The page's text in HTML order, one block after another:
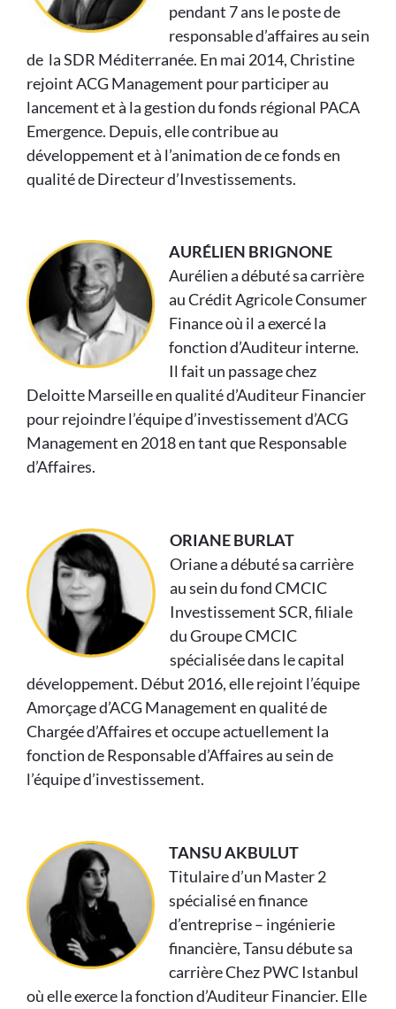
pendant 7 ans le poste de
responsable d’affaires au sein
de la SDR Méditerranée. En mai 2014, Christine
rejoint ACG Management pour participer au
lancement et à la gestion du fonds régional PACA
Emergence. Depuis, elle contribue au
développement et à l’animation de ce fonds en
qualité de Directeur d’Investissements.
AURÉLIEN BRIGNONE
Aurélien a débuté sa carrière
au Crédit Agricole Consumer
Finance où il a exercé la
fonction d’Auditeur interne.
Il fait un passage chez
Deloitte Marseille en qualité d’Auditeur Financier
pour rejoindre l’équipe d’investissement d’ACG
Management en 2018 en tant que Responsable
d’Affaires.
ORIANE BURLAT
Oriane a débuté sa carrière
au sein du fond CMCIC
Investissement SCR, filiale
du Groupe CMCIC
spécialisée dans le capital
développement. Début 2016, elle rejoint l’équipe
Amorçage d’ACG Management en qualité de
Chargée d’Affaires et occupe actuellement la
fonction de Responsable d’Affaires au sein de
l’équipe d’investissement.
TANSU AKBULUT
Titulaire d’un Master 2
spécialisé en finance
d’entreprise – ingénierie
financière, Tansu débute sa
carrière Chez PWC Istanbul
où elle exerce la fonction d’Auditeur Financier. Elle